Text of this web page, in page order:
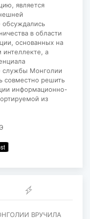
является
обсуждались
в области
основанных на
интеллекте, а
Монголии
совместно решить
информационно-
из
ВРУЧИЛА